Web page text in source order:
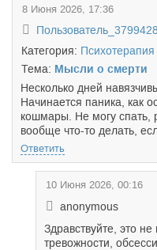
8 Июня 2026, 17:36
Пользователь_3799428
Категория: Психотерапия
Тема: Мысли о смерти
Несколько дней
Начинается паника, как
кошмары. Не могу спать,
вообще что-то делать,
Ответить
10 Июня 2026, 00:16
anonymous
Здравствуйте, это
тревожности,